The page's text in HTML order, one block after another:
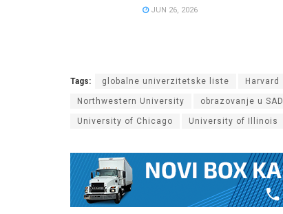
JUN 26, 2026
Tags: globalne univerzitetske liste Harvard
Northwestern University obrazovanje u SAD
University of Chicago University of Illinois